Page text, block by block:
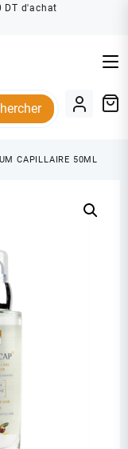
DT d'achat
CAPILLAIRE 50ML